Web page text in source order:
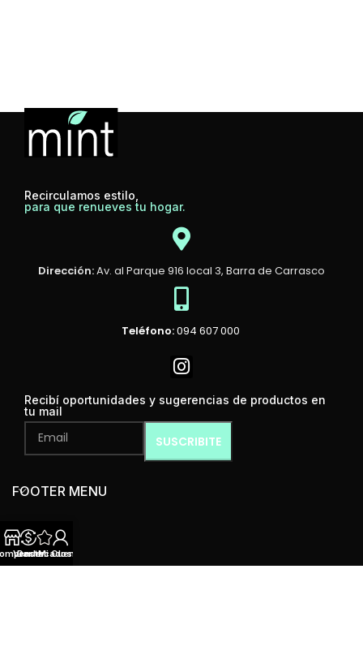
Recirculamos estilo,
para que renueves tu hogar.
Dirección:Av. al Parque 916 local 3, Barra de Carrasco
Teléfono:094 607 000
Recibí oportunidades y sugerencias de productos en
tu mail
FOOTER MENU
Vender
Destacados
Mi Cuenta